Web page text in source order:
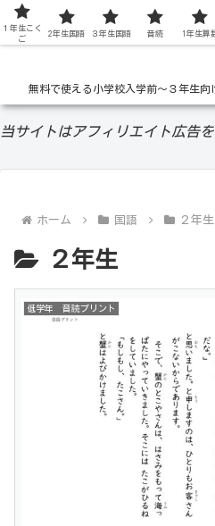
低学年の無料
無料で使える小学校入学前〜３年生
当サイトはアフィリエイト広告を
ホーム 国語 ２年生
２年生
低学年 音読プリント
１年生こく
ご
2年生国語 ３年生国語 音読 1年生算